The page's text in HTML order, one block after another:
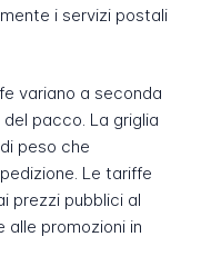
i servizi postali
variano a seconda
pacco. La griglia
peso che
Le tariffe
prezzi pubblici al
alle promozioni in